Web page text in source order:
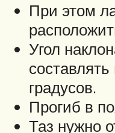
При этом
Угол
градусов.
Прогиб в
Таз нужно